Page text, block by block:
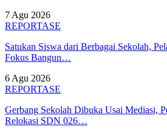
7 Agu 2026
REPORTASE
Satukan Siswa dari Berbagai Sekolah,
Fokus Bangun…
6 Agu 2026
REPORTASE
Gerbang Sekolah Dibuka Usai Mediasi,
Relokasi SDN 026…